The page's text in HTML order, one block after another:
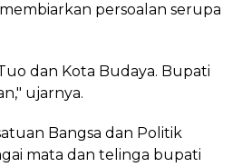
persoalan serupa
dan Kota Budaya. Bupati
ujarnya.
Bangsa dan Politik
mata dan telinga bupati